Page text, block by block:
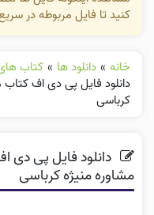
کنید تا فایل مربوطه در
خانه » دانلود ها » کتاب
دانلود فایل پی دی اف کتاب
کرباسی
دانلود فایل پی دی
مشاوره منیژه کرباسی